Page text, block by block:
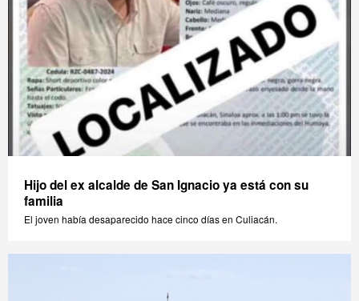
Hijo del ex alcalde de San Ignacio ya está con su
familia
El joven había desaparecido hace cinco días en Culiacán.